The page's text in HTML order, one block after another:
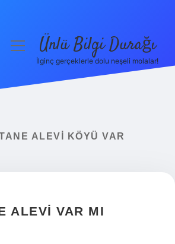
menüyüÜnlü Bilgi Durağı
İlginç gerçeklerle dolu neşeli molalar!
ALEVI KÖYÜ VAR
ALEVI VAR MI